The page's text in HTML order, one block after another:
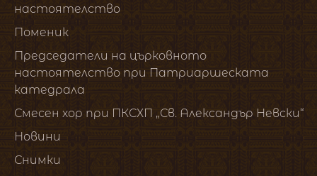
настоятелство
Поменик
Председатели на църковното
настоятелство при Патриаршеската
катедрала
Смесен хор при ПКСХП „Св. Александър Невски“
Новини
Снимки